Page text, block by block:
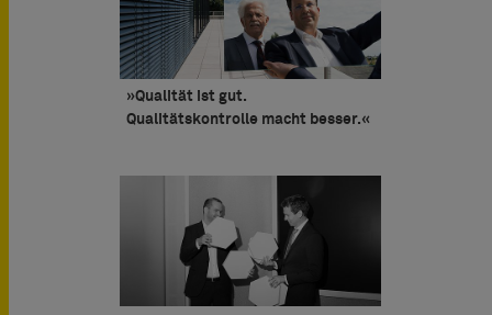
»Qualität ist gut.
Qualitätskontrolle macht besser.«